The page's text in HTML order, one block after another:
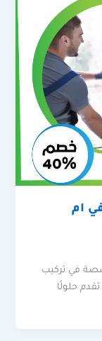
ام
في تركيب
حلولًا